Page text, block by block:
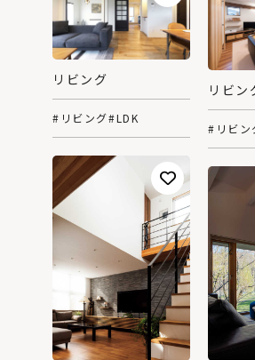
リビング
#リビング#LDK
リビン
#リビン